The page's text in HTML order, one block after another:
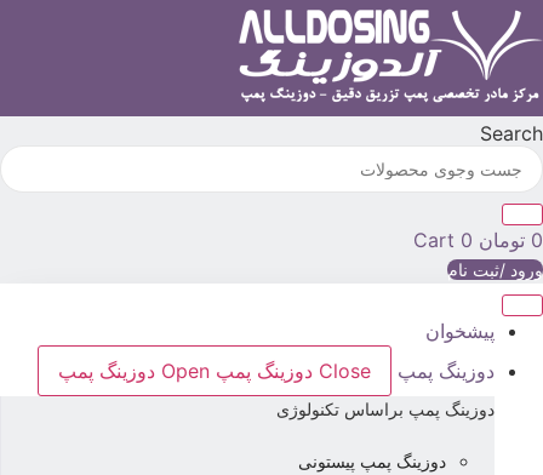
Search
0 تومان 0
Cart
ورود /ثبت نام
پیشخوان
دوزینگ پمپ
Close دوزینگ پمپ Open دوزینگ پمپ
دوزینگ پمپ براساس تکنولوژی
دوزینگ پمپ پیستونی